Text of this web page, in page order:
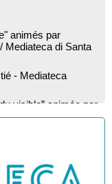
animés par
di Santa
- Mediateca
visible” animée par
Morin :
- Mediateca
- Pitretu è